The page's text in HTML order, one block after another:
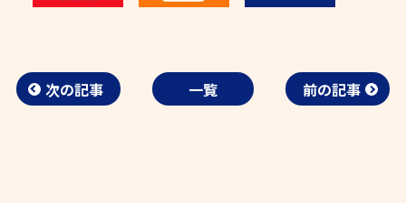
次の記事 一覧 前の記事